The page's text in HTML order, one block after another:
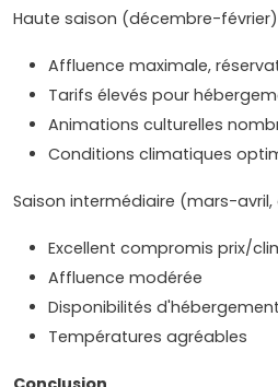
Haute saison (décembre-février)
Affluence maximale,
Tarifs élevés pour
Animations culturelles
Conditions climatiques
Saison intermédiaire (mars-
Excellent compromis prix/
Affluence modérée
Disponibilités
Températures agréables